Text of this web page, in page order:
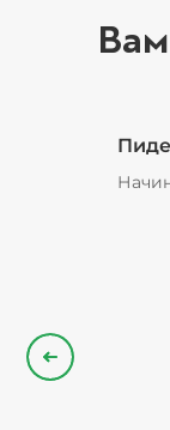
Назад